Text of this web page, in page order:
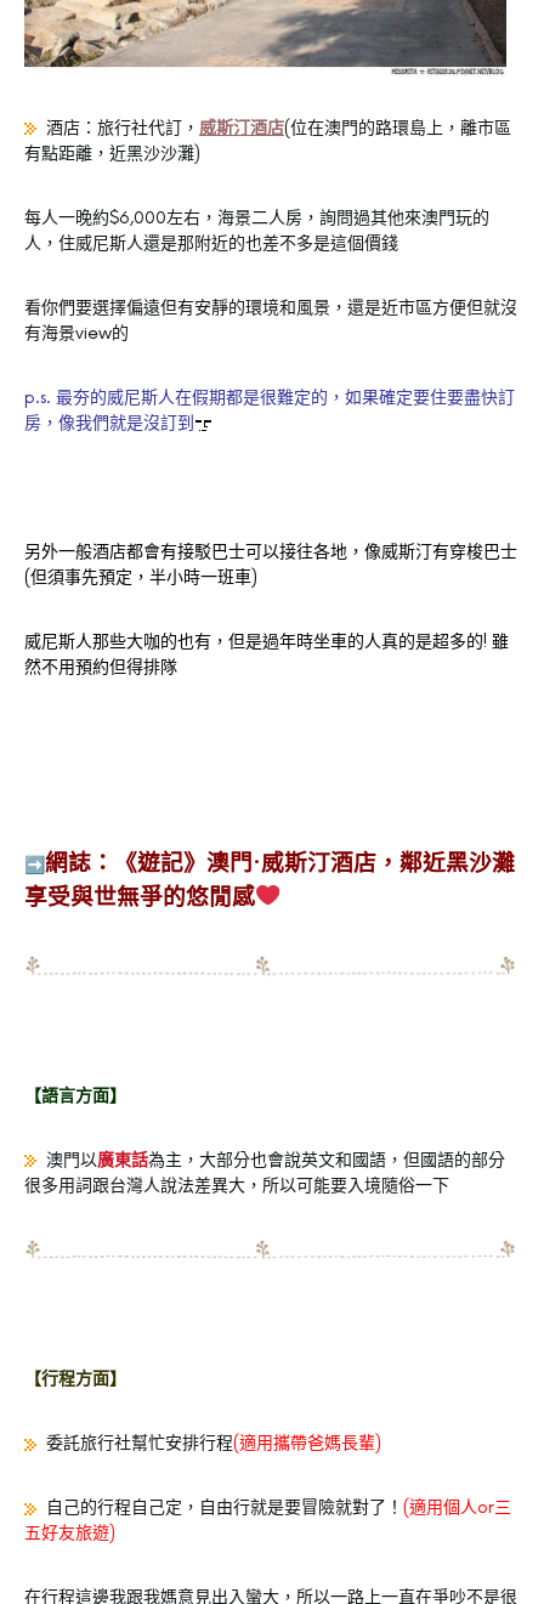
酒店：旅行社代訂， 威斯汀酒店(位在澳門的路環島上，離市區
有點距離，近黑沙沙灘)
每人一晚約$6,000左右，海景二人房，詢問過其他來澳門玩的
人，住威尼斯人還是那附近的也差不多是這個價錢
看你們要選擇偏遠但有安靜的環境和風景，還是近市區方便但就沒
有海景view的
p.s. 最夯的威尼斯人在假期都是很難定的，如果確定要住要盡快訂
房，像我們就是沒訂到
另外一般酒店都會有接駁巴士可以接往各地，像威斯汀有穿梭巴士
(但須事先預定，半小時一班車)
威尼斯人那些大咖的也有，但是過年時坐車的人真的是超多的! 雖
然不用預約但得排隊
➡網誌：
《遊記》澳門·威斯汀酒店，鄰近黑沙灘
享受與世無爭的悠閒感
【語言方面】
澳門以廣東話為主，大部分也會說英文和國語，但國語的部分
很多用詞跟台灣人說法差異大，所以可能要入境隨俗一下
【行程方面】
委託旅行社幫忙安排行程(適用攜帶爸媽長輩)
自己的行程自己定，自由行就是要冒險就對了！ (適用個人or三
五好友旅遊)
在行程這邊我跟我媽意見出入蠻大，所以一路上一直在爭吵不是很